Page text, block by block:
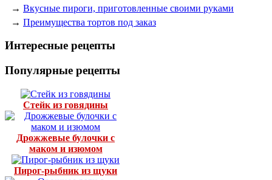
→ Вкусные пироги, приготовленные своими руками
→ Преимущества тортов под заказ
Интересные рецепты
Популярные рецепты
Стейк из говядины
Дрожжевые булочки с
маком и изюмом
Пирог-рыбник из щуки